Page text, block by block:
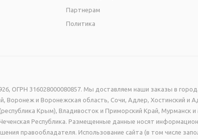
Партнерам
Политика
ОГРН 316028000080857. Мы доставляем наши заказы в
Воронеж и Воронежская область, Сочи, Адлер, Хостинский и
Крым), Владивосток и Приморский Край, Мурманск
Республика. Размещенные данные носят
правообладателя. Использование сайта (в том числе